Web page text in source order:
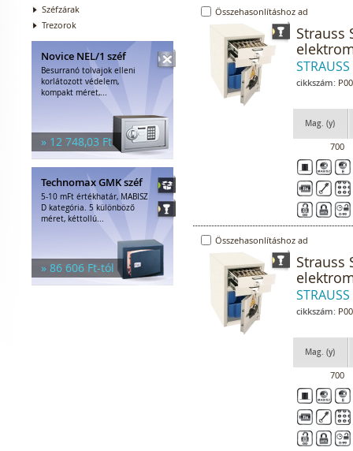
Széfzárak
Trezorok
Novice NEL/1 széf
Besurranó tolvajok elleni
korlátozott védelem,
kompakt méret,...
» 12 748,03 Ft
Technomax GMK széf
5-10 mFt értékhatár, MABISZ
D kategória. 5 különböző
méret, kéttollú...
» 86 606 Ft-tól
Összehasonlításhoz ad
Strauss
STRAUSS
cikkszám:
Mag. (y)
700
Összehasonlításhoz ad
Strauss
STRAUSS
cikkszám:
Mag. (y)
700